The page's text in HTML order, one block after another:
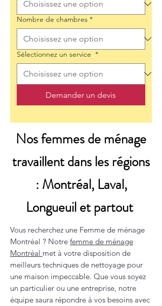
Nombre de chambres *
Sélectionnez un service *
Demander un devis
Nos femmes de ménage
travaillent dans les régions
: Montréal, Laval,
Longueuil et partout
Vous recherchez une Femme de ménage
Montréal ? Notre femme de ménage
Montréal met à votre disposition de
meilleurs techniques de nettoyage pour
une maison impeccable. Que vous soyez
un particulier ou une entreprise, notre
équipe saura répondre à vos besoins avec